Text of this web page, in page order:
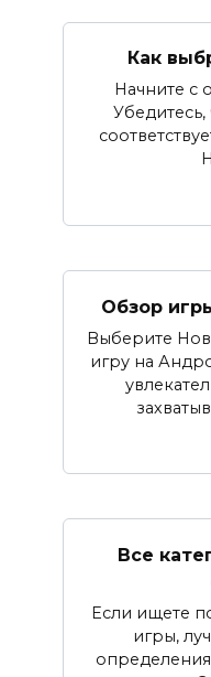
Как
Начните с
Обзор
Выберите
игру на
Все
Если ищете
игры,